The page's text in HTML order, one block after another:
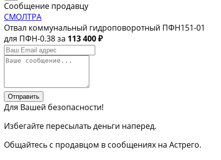
Сообщение продавцу
СМОЛТРА
Отвал коммунальный гидроповоротный ПФН151-01
для ПФН-0.38 за 113 400 ₽
Отправить
Для Вашей безопасности!
Избегайте пересылать деньги наперед.
Общайтесь с продавцом в сообщениях на Астрего.